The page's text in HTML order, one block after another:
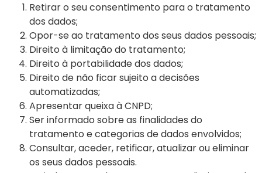
Retirar o seu consentimento para o tratamento
dos dados;
Opor-se ao tratamento dos seus dados pessoais;
Direito à limitação do tratamento;
Direito à portabilidade dos dados;
Direito de não ficar sujeito a decisões
automatizadas;
Apresentar queixa à CNPD;
Ser informado sobre as finalidades do
tratamento e categorias de dados envolvidos;
Consultar, aceder, retificar, atualizar ou eliminar
os seus dados pessoais.